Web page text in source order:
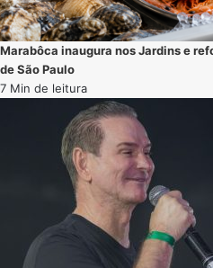
Marabôca inaugura nos Jardins e
de São Paulo
7 Min de leitura